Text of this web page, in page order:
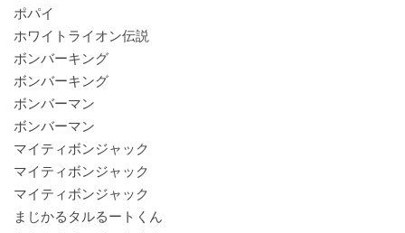
ポパイ
ホワイトライオン伝説
ボンバーキング
ボンバーキング
ボンバーマン
ボンバーマン
マイティボンジャック
マイティボンジャック
マイティボンジャック
まじかるタルるートくん